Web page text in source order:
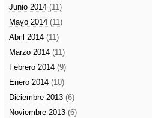
Junio 2014 (11)
Mayo 2014 (11)
Abril 2014 (11)
Marzo 2014 (11)
Febrero 2014 (9)
Enero 2014 (10)
Diciembre 2013 (6)
Noviembre 2013 (6)